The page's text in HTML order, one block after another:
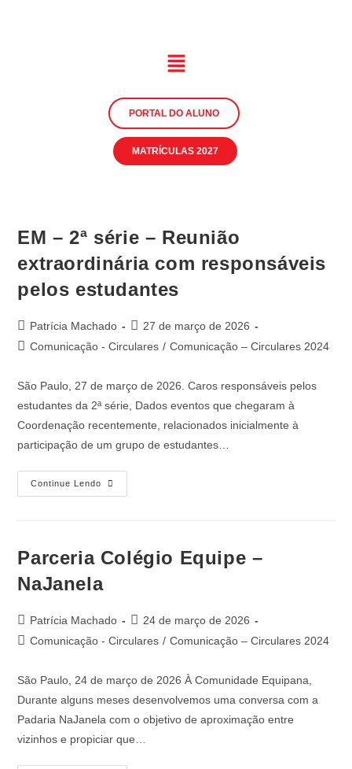
PORTAL DO ALUNO
MATRÍCULAS 2027
EM – 2ª série – Reunião
extraordinária com responsáveis
pelos estudantes
Patrícia Machado
27 de março de 2026
Comunicação - Circulares / Comunicação – Circulares 2024
São Paulo, 27 de março de 2026. Caros responsáveis pelos
estudantes da 2ª série, Dados eventos que chegaram à
Coordenação recentemente, relacionados inicialmente à
participação de um grupo de estudantes…
Continue Lendo
Parceria Colégio Equipe –
NaJanela
Patrícia Machado
24 de março de 2026
Comunicação - Circulares / Comunicação – Circulares 2024
São Paulo, 24 de março de 2026 À Comunidade Equipana,
Durante alguns meses desenvolvemos uma conversa com a
Padaria NaJanela com o objetivo de aproximação entre
vizinhos e propiciar que…